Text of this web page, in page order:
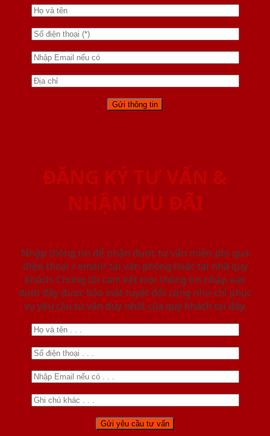
ĐĂNG KÝ TƯ VẤN &
NHẬN ƯU ĐÃI
Nhập thông tin để nhận được tư vấn miễn phí qua
điện thoại / email/ tại văn phòng hoặc tại nhà quý
khách. Chúng tôi cam kết mọi thông tin nhập vào
dưới đây được bảo mật tuyệt đối cũng như chỉ phục
vụ yêu cầu tư vấn duy nhất của quý khách tại đây.